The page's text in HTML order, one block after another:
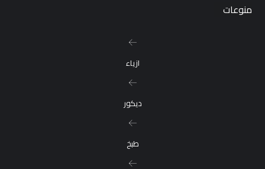
منوعات
ازياء
ديكور
طبخ